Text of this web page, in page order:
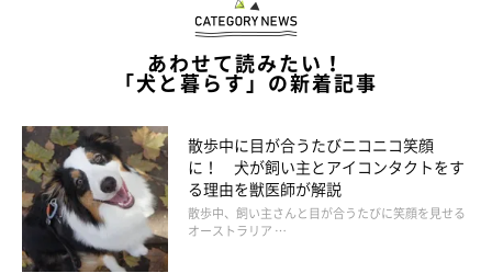
あわせて読みたい！
「犬と暮らす」の新着記事
散歩中に目が合うたびニコニコ笑顔
に！ 犬が飼い主とアイコンタクトをす
る理由を獣医師が解説
散歩中、飼い主さんと目が合うたびに笑顔を見せる
オーストラリア …